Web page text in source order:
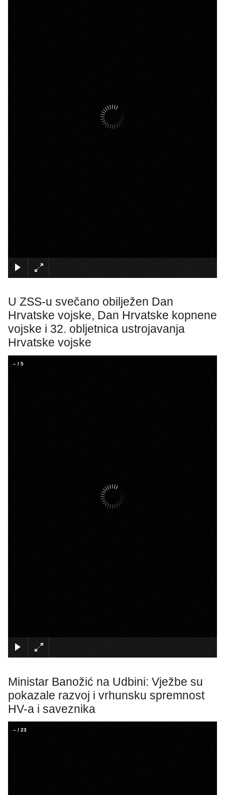
U ZSS-u svečano obilježen Dan
Hrvatske vojske, Dan Hrvatske kopnene
vojske i 32. obljetnica ustrojavanja
Hrvatske vojske
– / 5
Ministar Banožić na Udbini: Vježbe su
pokazale razvoj i vrhunsku spremnost
HV-a i saveznika
– / 23